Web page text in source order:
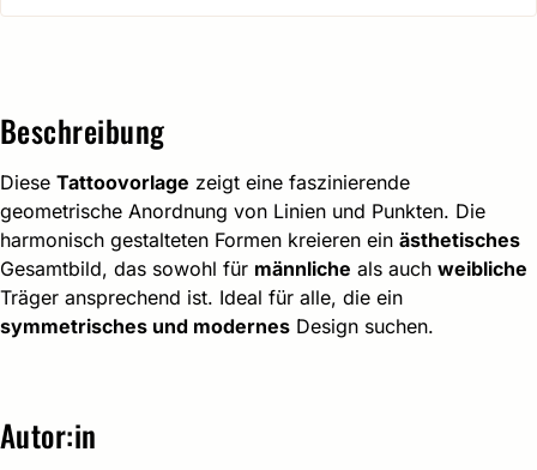
Beschreibung
Diese Tattoovorlage zeigt eine faszinierende
geometrische Anordnung von Linien und Punkten. Die
harmonisch gestalteten Formen kreieren ein ästhetisches
Gesamtbild, das sowohl für männliche als auch weibliche
Träger ansprechend ist. Ideal für alle, die ein
symmetrisches und modernes Design suchen.
Autor:in